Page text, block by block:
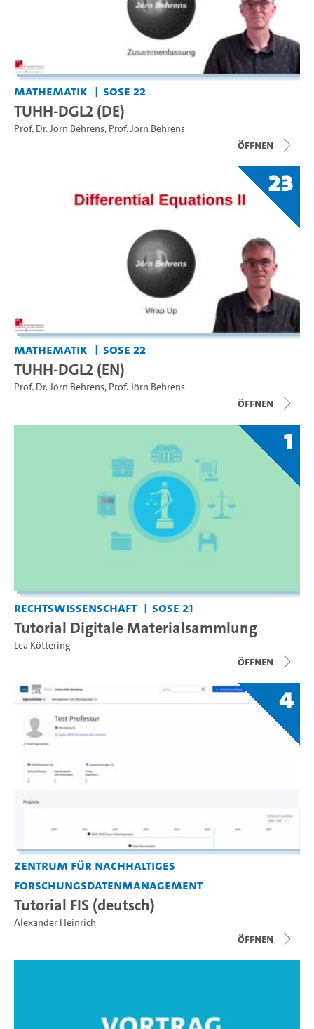
Mathematik SoSe 22
TUHH-DGL2 (DE)
Prof. Dr. Jörn Behrens, Prof. Jörn Behrens
Öffnen
23
Mathematik SoSe 22
TUHH-DGL2 (EN)
Prof. Dr. Jörn Behrens, Prof. Jörn Behrens
Öffnen
1
Rechtswissenschaft SoSe 21
Tutorial Digitale Materialsammlung
Lea Köttering
Öffnen
4
Zentrum für nachhaltiges
Forschungsdatenmanagement
Tutorial FIS (deutsch)
Alexander Heinrich
Öffnen